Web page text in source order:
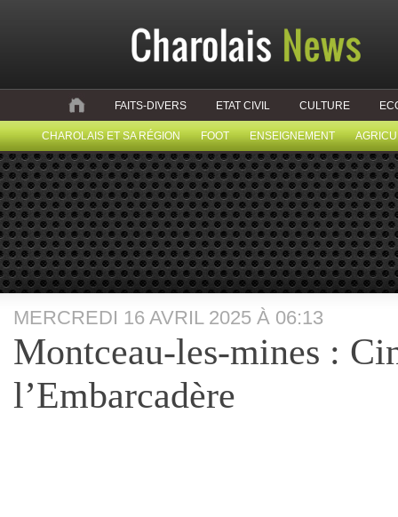
FAITS-DIVERS ETAT CIVIL CULTURE
CHAROLAIS ET SA RÉGION FOOT ENSEIGNEMENT
MERCREDI 16 AVRIL 2025 À 06:13
Montceau-les-mines :
l’Embarcadère